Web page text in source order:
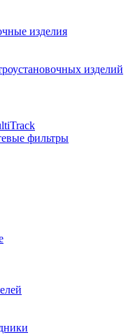
изделия
изделий
фильтры